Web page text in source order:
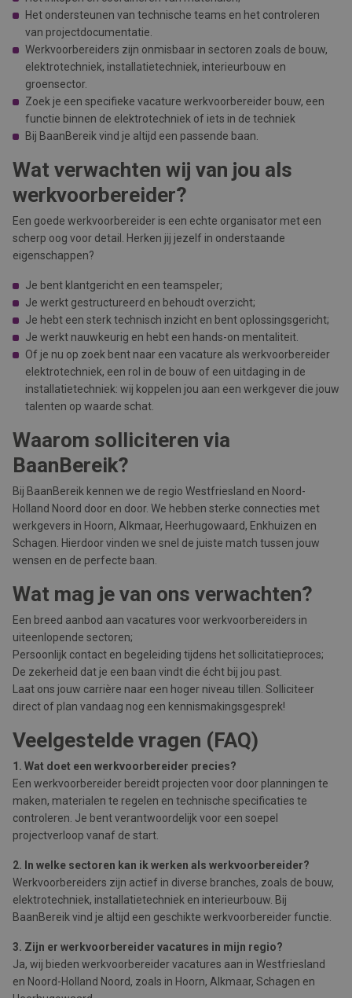
Het ondersteunen van technische teams en het controleren
van projectdocumentatie.
Werkvoorbereiders zijn onmisbaar in sectoren zoals de bouw,
elektrotechniek, installatietechniek, interieurbouw en
groensector.
Zoek je een specifieke vacature werkvoorbereider bouw, een
functie binnen de elektrotechniek of iets in de techniek
Bij BaanBereik vind je altijd een passende baan.
Wat verwachten wij van jou als
werkvoorbereider?
Een goede werkvoorbereider is een echte organisator met een
scherp oog voor detail. Herken jij jezelf in onderstaande
eigenschappen?
Je bent klantgericht en een teamspeler;
Je werkt gestructureerd en behoudt overzicht;
Je hebt een sterk technisch inzicht en bent oplossingsgericht;
Je werkt nauwkeurig en hebt een hands-on mentaliteit.
Of je nu op zoek bent naar een vacature als werkvoorbereider
elektrotechniek, een rol in de bouw of een uitdaging in de
installatietechniek: wij koppelen jou aan een werkgever die jouw
talenten op waarde schat.
Waarom solliciteren via
BaanBereik?
Bij BaanBereik kennen we de regio Westfriesland en Noord-
Holland Noord door en door. We hebben sterke connecties met
werkgevers in Hoorn, Alkmaar, Heerhugowaard, Enkhuizen en
Schagen. Hierdoor vinden we snel de juiste match tussen jouw
wensen en de perfecte baan.
Wat mag je van ons verwachten?
Een breed aanbod aan vacatures voor werkvoorbereiders in
uiteenlopende sectoren;
Persoonlijk contact en begeleiding tijdens het sollicitatieproces;
De zekerheid dat je een baan vindt die écht bij jou past.
Laat ons jouw carrière naar een hoger niveau tillen. Solliciteer
direct of plan vandaag nog een kennismakingsgesprek!
Veelgestelde vragen (FAQ)
1. Wat doet een werkvoorbereider precies?
Een werkvoorbereider bereidt projecten voor door planningen te
maken, materialen te regelen en technische specificaties te
controleren. Je bent verantwoordelijk voor een soepel
projectverloop vanaf de start.
2. In welke sectoren kan ik werken als werkvoorbereider?
Werkvoorbereiders zijn actief in diverse branches, zoals de bouw,
elektrotechniek, installatietechniek en interieurbouw. Bij
BaanBereik vind je altijd een geschikte werkvoorbereider functie.
3. Zijn er werkvoorbereider vacatures in mijn regio?
Ja, wij bieden werkvoorbereider vacatures aan in Westfriesland
en Noord-Holland Noord, zoals in Hoorn, Alkmaar, Schagen en